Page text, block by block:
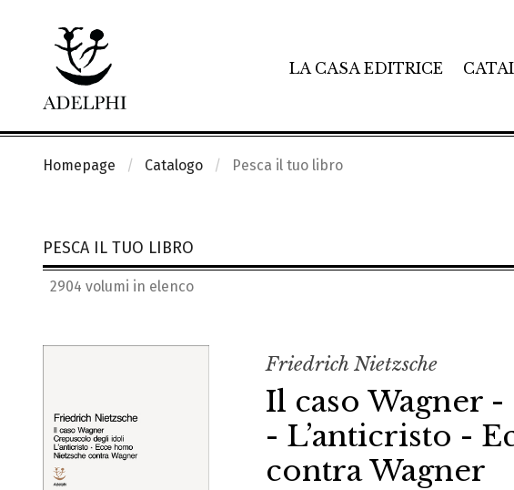
LA CASA EDITRICE
Homepage Catalogo Pesca il tuo libro
PESCA IL TUO LIBRO
2904 volumi in elenco
Friedrich Nietzsche
Il caso Wagner
- L’anticristo -
contra Wagner